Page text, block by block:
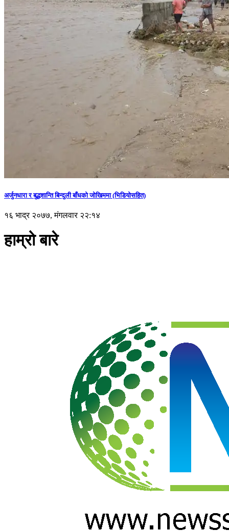
अर्जुनधारा र बुद्धशान्ति बिन्दुली बाँधको जोखिममा (भिडियाेसहित)
१६ भाद्र २०७७, मंगलवार २२:१४
हाम्रो बारे